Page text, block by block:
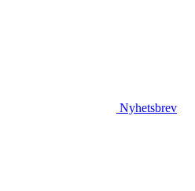
Nyhetsbrev